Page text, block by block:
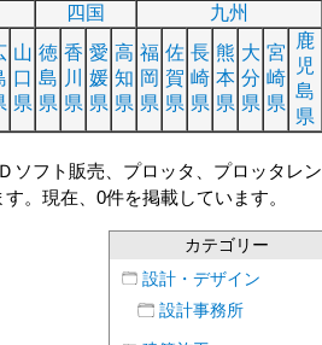
四国
九州
山
口
県
徳
島
県
香
川
県
愛
媛
県
高
知
県
福
岡
県
佐
賀
県
長
崎
県
熊
本
県
大
分
県
宮
崎
県
鹿
児
島
県
ソフト販売、プロッタ、プロッタレン
。現在、0件を掲載しています。
カテゴリー
設計・デザイン
設計事務所